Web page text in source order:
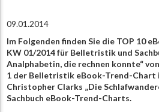
09.01.2014
Im Folgenden finden Sie die TOP 10
KW 01/2014 für Belletristik und
Analphabetin, die rechnen konnte“
1 der Belletristik eBook-Trend-Chart
Christopher Clarks „Die
Sachbuch eBook-Trend-Charts.